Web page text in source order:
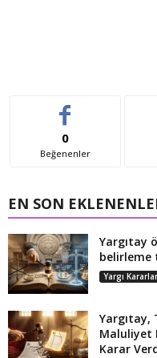
0
Beğenenler
EN SON
Yargıtay
belirleme
Yargı
Yargıtay,
Maluliyet
Karar